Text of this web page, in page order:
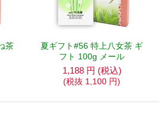
茶
夏ギフト#56 特上八女茶 ギ
フト 100g メール
1,188 円 (税込)
(税抜 1,100 円)